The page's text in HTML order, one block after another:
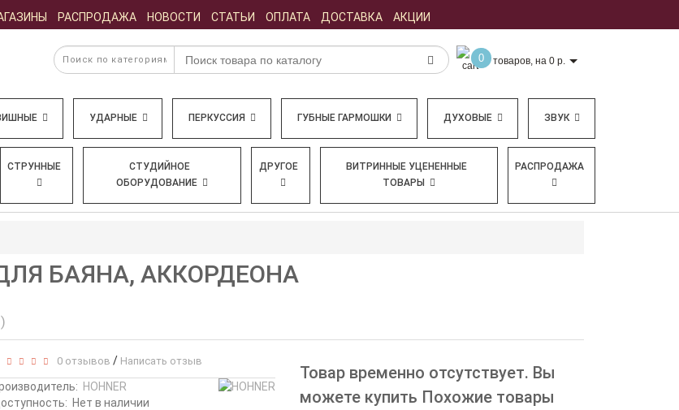
РАСПРОДАЖА НОВОСТИ СТАТЬИ ОПЛАТА ДОСТАВКА АКЦИИ
0 товаров, на 0 р.
УДАРНЫЕ ПЕРКУССИЯ ГУБНЫЕ ГАРМОШКИ ДУХОВЫЕ ЗВУК
СТРУННЫЕ
СТУДИЙНОЕ
ОБОРУДОВАНИЕ
ДРУГОЕ
ВИТРИННЫЕ УЦЕНЕННЫЕ
ТОВАРЫ
РАСПРОДАЖА
ДЛЯ БАЯНА, АККОРДЕОНА
0 отзывов / Написать отзыв
HOHNER
Нет в наличии
Товар временно отсутствует. Вы
можете купить Похожие товары